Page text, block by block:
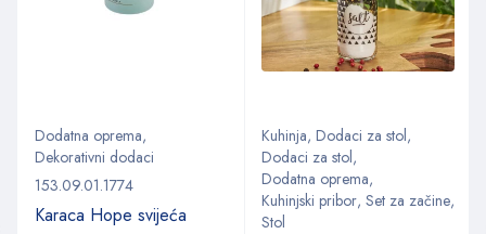
Dodatna oprema,
Dekorativni dodaci
153.09.01.1774
Karaca Hope svijeća
Kuhinja, Dodaci za stol,
Dodaci za stol,
Dodatna oprema,
Kuhinjski pribor, Set za začine,
Stol